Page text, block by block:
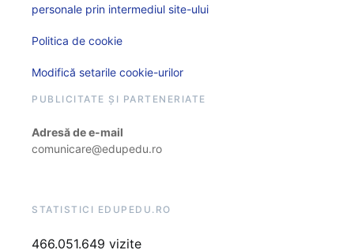
personale prin intermediul site-ului
Politica de cookie
Modifică setarile cookie-urilor
PUBLICITATE ȘI PARTENERIATE
Adresă de e-mail
comunicare@edupedu.ro
STATISTICI EDUPEDU.RO
466.051.649 vizite